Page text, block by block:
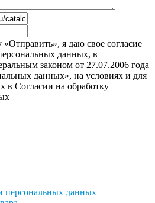
я даю свое согласие
данных, в
законом от 27.07.2006 года
данных», на условиях и для
в Согласии на обработку
персональных данных